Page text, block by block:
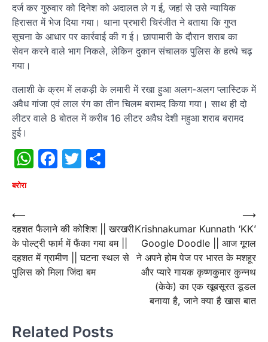
दर्ज कर गुरुवार को दिनेश को अदालत ले ग ई, जहां से उसे न्यायिक
हिरासत में भेज दिया गया। थाना प्रभारी चिरंजीत ने बताया कि गुप्त
सूचना के आधार पर कार्रवाई की ग ई। छापामारी के दौरान शराब का
सेवन करने वाले भाग निकले, लेकिन दुकान संचालक पुलिस के हत्थे चढ़
गया।
तलाशी के क्रम में लकड़ी के लमारी में रखा हुआ अलग-अलग प्लास्टिक में
अवैध गांजा एवं लाल रंग का तीन चिलम बरामद किया गया। साथ ही दो
लीटर वाले 8 बोतल में करीब 16 लीटर अवैध देशी महुआ शराब बरामद
हुई।
WhatsApp
Facebook
Twitter
बरोरा
Post
navigation
⟵
दहशत फैलाने की कोशिश || खरखरी
के पोल्ट्री फार्म में फैंका गया बम ||
दहशत में ग्रामीण || घटना स्थल से
पुलिस को मिला जिंदा बम
Krishnakumar Kunnath ‘KK’
Google Doodle || आज गूगल
ने अपने होम पेज पर भारत के मशहूर
और प्यारे गायक कृष्णकुमार कुन्नथ
(केके) का एक खूबसूरत डूडल
बनाया है, जाने क्या है खास बात
⟶
Related Posts